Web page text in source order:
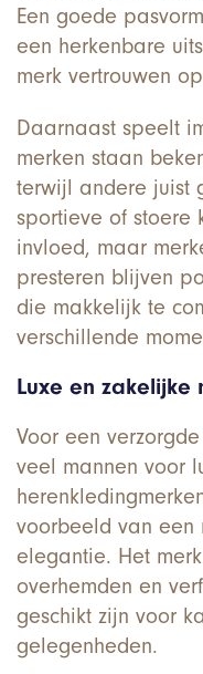
Een goede
een herkenbare
merk vertrouwen
Daarnaast speelt
merken staan
terwijl andere juist
sportieve of stoere
invloed, maar
presteren blijven
die makkelijk te
verschillende
Luxe en zakelijke
Voor een
veel mannen voor
voorbeeld van een
elegantie. Het
overhemden en
geschikt zijn voor
gelegenheden.